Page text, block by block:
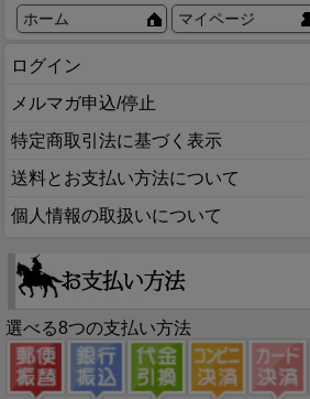
ホーム マイページ
ログイン
メルマガ申込/停止
特定商取引法に基づく表示
送料とお支払い方法について
個人情報の取扱いについて
選べる8つの支払い方法